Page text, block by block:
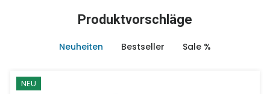
Produktvorschläge
Neuheiten Bestseller Sale %
NEU